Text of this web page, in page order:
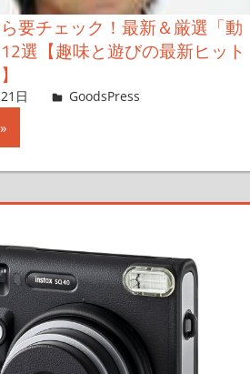
要チェック！最新＆厳選「動
選【趣味と遊びの最新ヒット
日 ＆GP
GoodsPress